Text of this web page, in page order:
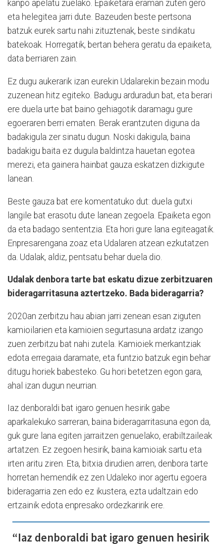
kanpo apelatu zuelako. Epaiketara eraman zuten gero
eta helegitea jarri dute. Bazeuden beste pertsona
batzuk eurek sartu nahi zituztenak, beste sindikatu
batekoak. Horregatik, bertan behera geratu da epaiketa,
data berriaren zain.
Ez dugu aukerarik izan eurekin Udalarekin bezain modu
zuzenean hitz egiteko. Badugu arduradun bat, eta berari
ere duela urte bat baino gehiagotik daramagu gure
egoeraren berri ematen. Berak erantzuten diguna da
badakigula zer sinatu dugun. Noski dakigula, baina
badakigu baita ez dugula baldintza hauetan egotea
merezi, eta gainera hainbat gauza eskatzen dizkigute
lanean.
Beste gauza bat ere komentatuko dut: duela gutxi
langile bat erasotu dute lanean zegoela. Epaiketa egon
da eta badago sententzia. Eta hori gure lana egiteagatik.
Enpresarengana zoaz eta Udalaren atzean ezkutatzen
da. Udalak, aldiz, pentsatu behar duela dio.
Udalak denbora tarte bat eskatu dizue zerbitzuaren
bideragarritasuna aztertzeko. Bada bideragarria?
2020an zerbitzu hau abian jarri zenean esan ziguten
kamioilarien eta kamioien segurtasuna ardatz izango
zuen zerbitzu bat nahi zutela. Kamioiek merkantziak
edota erregaia daramate, eta funtzio batzuk egin behar
ditugu horiek babesteko. Gu hori betetzen egon gara,
ahal izan dugun neurrian.
Iaz denboraldi bat igaro genuen hesirik gabe
aparkalekuko sarreran, baina bideragarritasuna egon da,
guk gure lana egiten jarraitzen genuelako, erabiltzaileak
artatzen. Ez zegoen hesirik, baina kamioiak sartu eta
irten aritu ziren. Eta, bitxia dirudien arren, denbora tarte
horretan hemendik ez zen Udaleko inor agertu egoera
bideragarria zen edo ez ikustera, ezta udaltzain edo
ertzainik edota enpresako ordezkaririk ere.
“Iaz denboraldi bat igaro genuen hesirik